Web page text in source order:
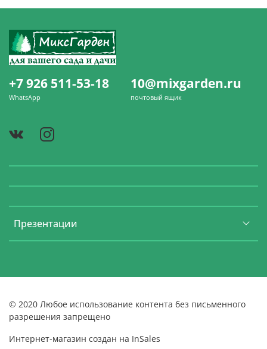
Презентации
+7 926 511-53-18
WhatsApp
10@mixgarden.ru
почтовый ящик
© 2020 Любое использование контента без письменного
разрешения запрещено
Интернет-магазин создан на InSales